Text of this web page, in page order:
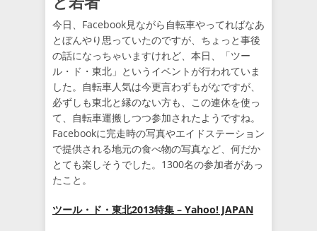
今日、Facebook見ながら自転車やってればなあ
とぼんやり思っていたのですが、ちょっと事後
の話になっちゃいますけれど、本日、「ツー
ル・ド・東北」というイベントが行われていま
した。自転車人気は今更言わずもがなですが、
必ずしも東北と縁のない方も、この連休を使っ
て、自転車運搬しつつ参加されたようですね。
Facebookに完走時の写真やエイドステーション
で提供される地元の食べ物の写真など、何だか
とても楽しそうでした。1300名の参加者があっ
たこと。
ツール・ド・東北2013特集 – Yahoo! JAPAN